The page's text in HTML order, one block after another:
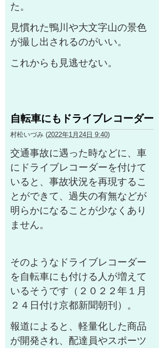
た。
見慣れた鴨川や大文字山の景色
が撮し出されるのがいい。
これからも見逃せない。
自転車にもドライブレコーダー
村松いづみ (2022年1月24日 9:40)
交通事故に遇った時などに、車
にドライブレコーダーを付けて
いると、事故状況を再現するこ
とができて、過失の有無などが
明らかになることが少なくあり
ません。
そのようなドライブレコーダー
を自転車にも付ける人が増えて
いるそうです（２０２２年１月
２４日付け京都新聞朝刊）。
報道によると、軽量化した商品
が開発され、配達員やスポーツ